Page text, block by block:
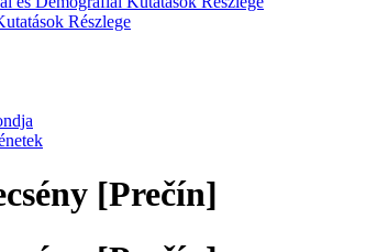
Részlege
[Prečín]